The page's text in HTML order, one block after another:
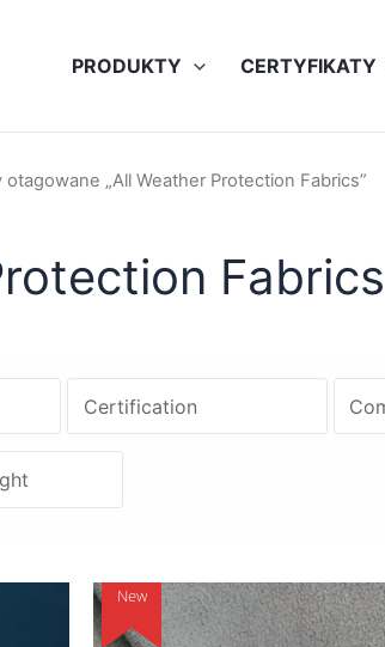
PRODUKTY CERTYFIKATY
otagowane „All Weather Protection Fabrics”
Fabrics
New